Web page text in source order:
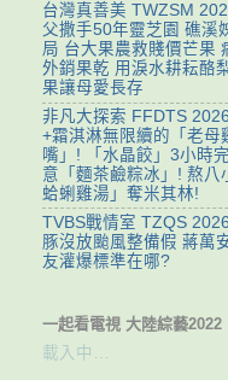
台灣真善美 TWZSM
父撒手50年靈芝園 礁溪
局 台大果農救賤價芒果
外銷果乾 用淚水耕耘酪
果讓母愛長存
非凡大探索 FFDTS
+霜淇淋無限續的「老母
嘴」! 「水晶餃」3小時
意「麵茶鹼粽冰」! 熬八
蛤蜊雞湯」奪米其林!
TVBS戰情室 TZQS
豚沒放颱風整備假 蔣萬
友灌爆標準在哪?
一起看電視 大陸綜藝2022
載入中…